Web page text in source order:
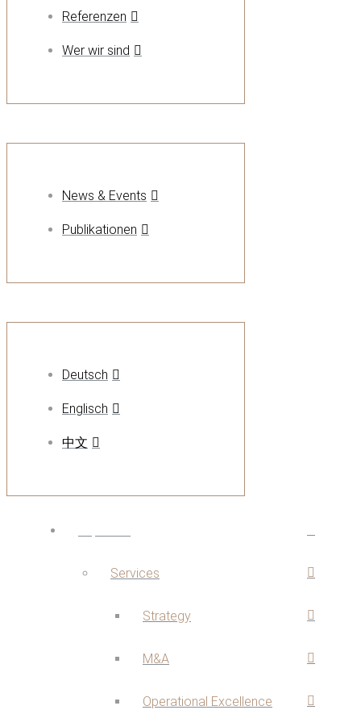
Referenzen
Wer wir sind
News & Events
Publikationen
Deutsch
Englisch
中文
Services
Strategy
M&A
Operational Excellence